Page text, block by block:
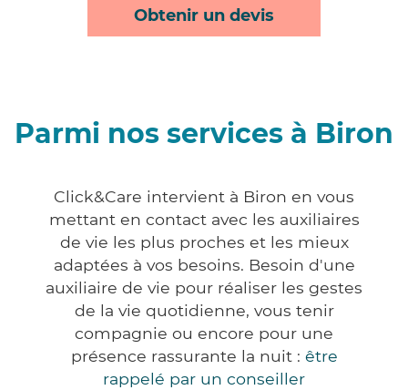
Obtenir un devis
Parmi nos services à Biron
Click&Care intervient à Biron en vous
mettant en contact avec les auxiliaires
de vie les plus proches et les mieux
adaptées à vos besoins. Besoin d'une
auxiliaire de vie pour réaliser les gestes
de la vie quotidienne, vous tenir
compagnie ou encore pour une
présence rassurante la nuit : être
rappelé par un conseiller